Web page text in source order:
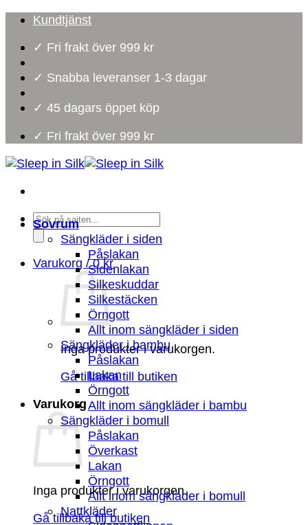
Skip
content
Kundtjänst
✓ Fri frakt över 999 kr
✓ Snabba leveranser 1-3 dagar
✓ 45 dagars öppet köp
✓ Fri frakt över 999 kr
Products
search
Varukorg /0kr
Inga produkter i varukorgen.
Gå tillbaka till butiken
Varukorg
Inga produkter i varukorgen.
Gå tillbaka till butiken
Sovrum
Sängkläder i siden
Påslakan
Sidenlakan
Silkeskuddar
Silkestäcken
Örngott
Allt inom sängkläder i siden
Sängkläder i bambu
Påslakan
Lakan
Örngott
Allt inom sängkläder i bambu
Sängkläder i bomull
Påslakan
Överkast
Lakan
Örngott
Allt inom sängkläder i bomull
Nattkläder